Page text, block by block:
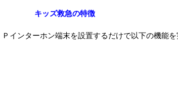
キッズ救急の特徴
インターホン端末を設置するだけで以下の機能